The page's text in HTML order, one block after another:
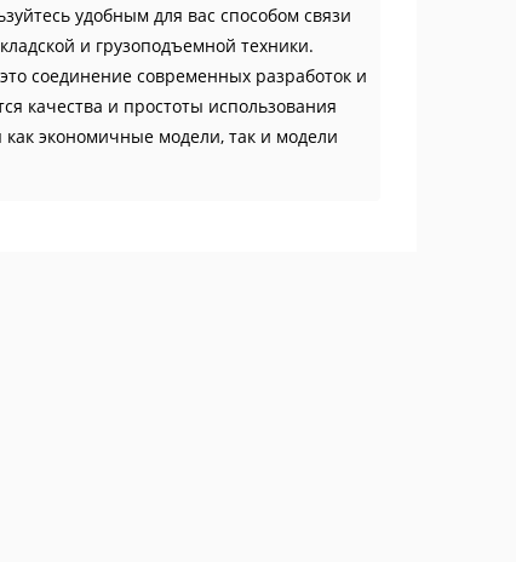
удобным для вас способом связи
и грузоподъемной техники.
соединение современных разработок и
качества и простоты использования
экономичные модели, так и модели